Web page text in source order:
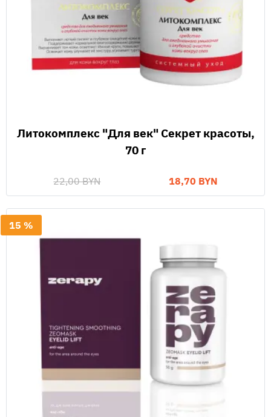
Литокомплекс "Для век" Секрет красоты,
70 г
22,00 BYN 18,70 BYN
15 %